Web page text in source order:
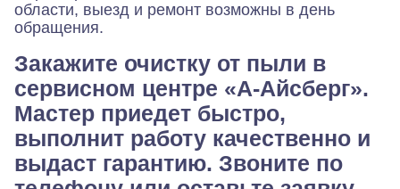
области, выезд и ремонт возможны в день
обращения.
Закажите очистку от пыли в
сервисном центре «А-Айсберг».
Мастер приедет быстро,
выполнит работу качественно и
выдаст гарантию. Звоните по